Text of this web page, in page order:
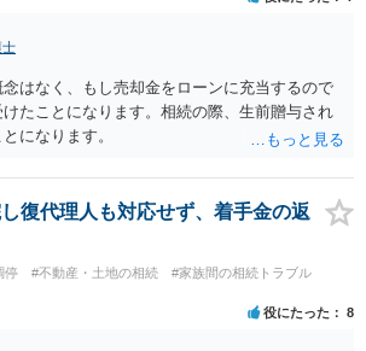
人を友人・団体にした保険を活用。保険金は
遺留分対策にも有効と思われます。 ③負担付死
等を条件に、死亡時に財産を渡す」契約。条件
、老後の安心を担保できます。 ④ 寄附予約＋解
附を予約しつつ、資金不足時は解除できる条項
かと思われます。
士
念はなく、もし売却金をローンに充当するので
たことになります。相続の際、生前贈与され
になります。
復代理人も対応せず、着手金の返
停 #不動産・土地の相続
#家族間の相続トラブル
役にたった 8